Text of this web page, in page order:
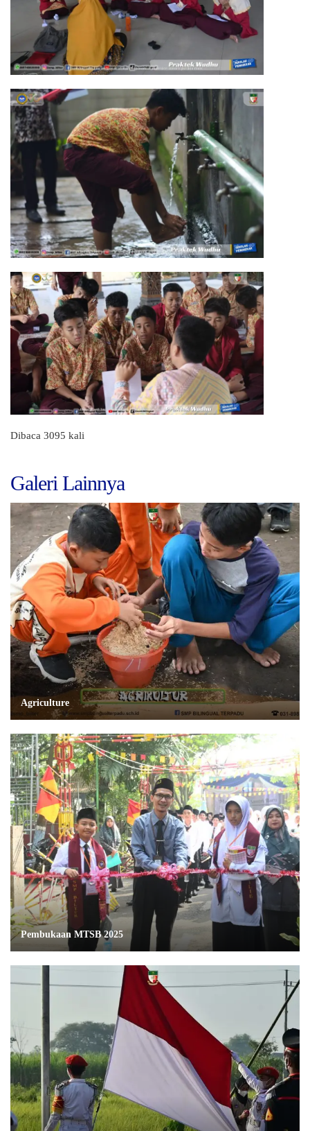
Dibaca 3095 kali
Galeri Lainnya
Agriculture
Pembukaan MTSB 2025